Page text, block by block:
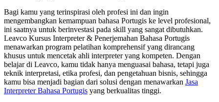
Bagi kamu yang terinspirasi oleh profesi ini dan ingin
mengembangkan kemampuan bahasa Portugis ke level profesional,
ini saatnya untuk berinvestasi pada skill yang sangat dibutuhkan.
Leavco Kursus Interpreter & Penerjemahan Bahasa Portugis
menawarkan program pelatihan komprehensif yang dirancang
khusus untuk mencetak ahli interpreter yang kompeten. Dengan
belajar di Leavco, kamu tidak hanya menguasai bahasa, tetapi juga
teknik interpretasi, etika profesi, dan pengetahuan bisnis, sehingga
kamu bisa menjadi bagian dari solusi dengan menawarkan Jasa
Interpreter Bahasa Portugis yang berkualitas tinggi.